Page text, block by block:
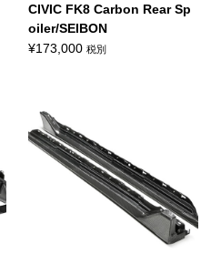
CIVIC FK8 Carbon Rear Sp
oiler/SEIBON
¥173,000 税別